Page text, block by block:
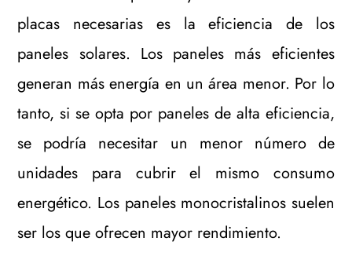
placas necesarias es la eficiencia de los
paneles solares. Los paneles más eficientes
generan más energía en un área menor. Por lo
tanto, si se opta por paneles de alta eficiencia,
se podría necesitar un menor número de
unidades para cubrir el mismo consumo
energético. Los paneles monocristalinos suelen
ser los que ofrecen mayor rendimiento.